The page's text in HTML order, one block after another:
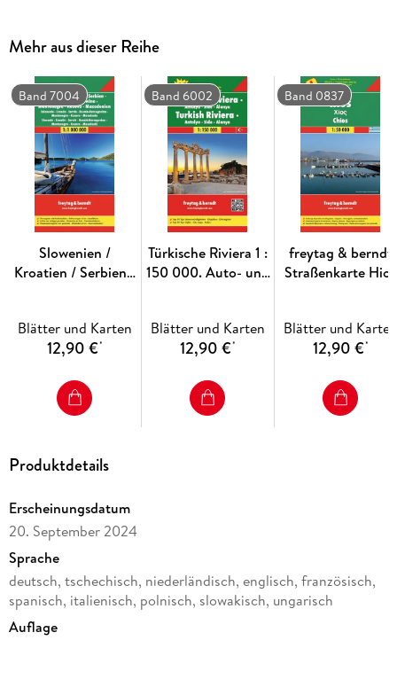
Mehr aus dieser Reihe
Band 7004
Slowenien /
Kroatien / Serbien /
Montenegro /
Kosovo /
000 000. Autokarte
Blätter und Karten
12,90 €*
Band 6002
Türkische Riviera 1 :
150 000. Auto- und
Blätter und Karten
12,90 €*
Band 0837
freytag & berndt
Straßenkarte Hios
Blätter und Karten
12,90 €*
Produktdetails
Erscheinungsdatum
20. September 2024
Sprache
deutsch, tschechisch, niederländisch, englisch, französisch,
spanisch, italienisch, polnisch, slowakisch, ungarisch
Auflage